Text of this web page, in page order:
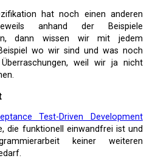
anhand der Beispiele
dann wissen wir mit jedem
wo wir sind und was noch
weil wir ja nicht
Test-Driven Development
die funktionell einwandfrei ist und
keiner weiteren